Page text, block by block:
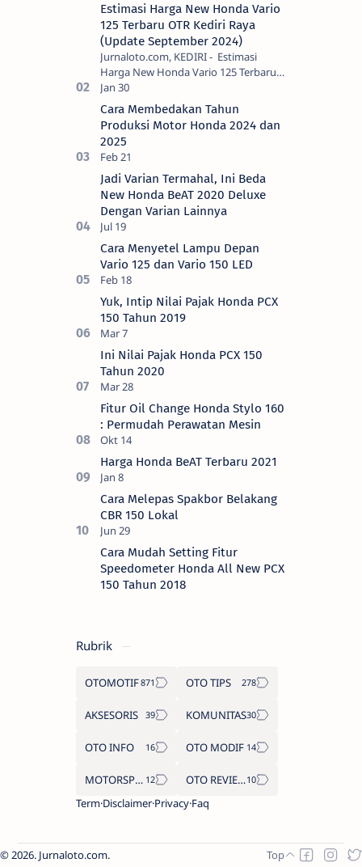
Estimasi Harga New Honda Vario
125 Terbaru OTR Kediri Raya
(Update September 2024)
Jurnaloto.com, KEDIRI - Estimasi
Harga New Honda Vario 125 Terbaru
OTR Kediri Raya (Update September
2024) Brosis sekalian, PT Astra Honda
Motor (AH…
Cara Membedakan Tahun
Produksi Motor Honda 2024 dan
2025
Jadi Varian Termahal, Ini Beda
New Honda BeAT 2020 Deluxe
Dengan Varian Lainnya
Cara Menyetel Lampu Depan
Vario 125 dan Vario 150 LED
Yuk, Intip Nilai Pajak Honda PCX
150 Tahun 2019
Ini Nilai Pajak Honda PCX 150
Tahun 2020
Fitur Oil Change Honda Stylo 160
: Permudah Perawatan Mesin
Harga Honda BeAT Terbaru 2021
Cara Melepas Spakbor Belakang
CBR 150 Lokal
Cara Mudah Setting Fitur
Speedometer Honda All New PCX
150 Tahun 2018
Rubrik
OTOMOTIF OTO TIPS
AKSESORIS KOMUNITAS
OTO INFO OTO MODIF
MOTORSPORT
OTO REVIEW
Term Disclaimer Privacy Faq
2026. Jurnaloto.com.